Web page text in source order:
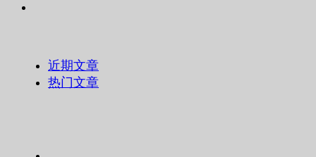
近期文章
热门文章